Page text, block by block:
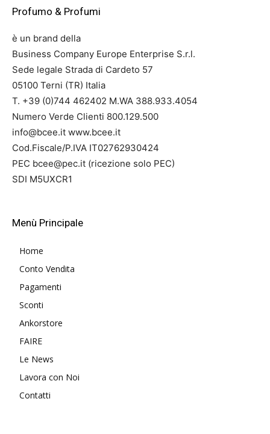
Profumo & Profumi
è un brand della
Business Company Europe Enterprise S.r.l.
Sede legale Strada di Cardeto 57
05100 Terni (TR) Italia
T. +39 (0)744 462402 M.WA 388.933.4054
Numero Verde Clienti 800.129.500
info@bcee.it www.bcee.it
Cod.Fiscale/P.IVA IT02762930424
PEC bcee@pec.it (ricezione solo PEC)
SDI M5UXCR1
Menù Principale
Home
Conto Vendita
Pagamenti
Sconti
Ankorstore
FAIRE
Le News
Lavora con Noi
Contatti